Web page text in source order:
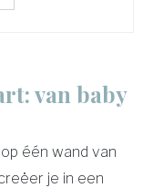
van baby
één wand van
je in een